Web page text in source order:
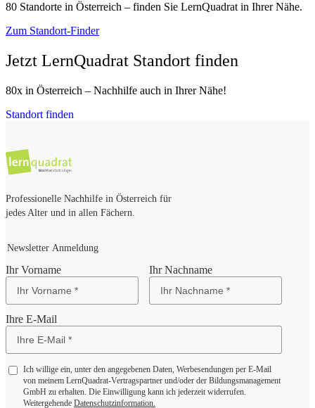
80 Standorte in Österreich – finden Sie LernQuadrat in Ihrer Nähe.
Zum Standort-Finder
Jetzt LernQuadrat Standort finden
80x in Österreich – Nachhilfe auch in Ihrer Nähe!
Standort finden
Professionelle Nachhilfe in Österreich für
jedes Alter und in allen Fächern.
Newsletter Anmeldung
Ihr Vorname Ihr Nachname
Ihre E-Mail
Ich willige ein, unter den angegebenen Daten, Werbesendungen per E-Mail
von meinem LernQuadrat-Vertragspartner und/oder der Bildungsmanagement
GmbH zu erhalten. Die Einwilligung kann ich jederzeit widerrufen.
Weitergehende Datenschutzinformation.